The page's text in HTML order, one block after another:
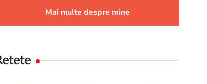
Mai multe despre mine